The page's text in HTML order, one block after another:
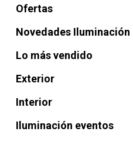
Ofertas
Novedades Iluminación
Lo más vendido
Exterior
Interior
Iluminación eventos